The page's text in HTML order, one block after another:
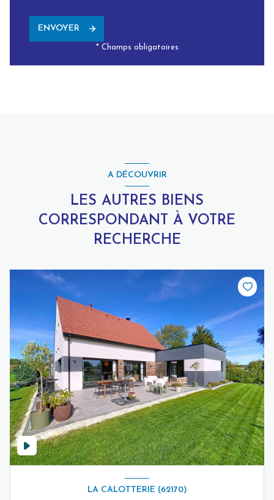
ENVOYER
* Champs obligatoires
A DÉCOUVRIR
LES AUTRES BIENS
CORRESPONDANT À VOTRE
RECHERCHE
LA CALOTTERIE (62170)